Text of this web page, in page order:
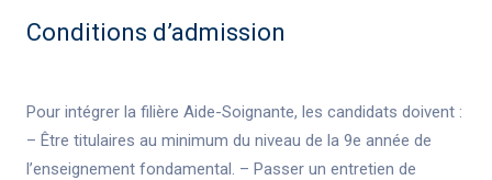
Conditions d’admission
Pour intégrer la filière Aide-Soignante, les candidats doivent :
– Être titulaires au minimum du niveau de la 9e année de
l’enseignement fondamental. – Passer un entretien de